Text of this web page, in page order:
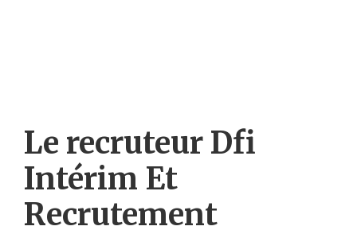
Le recruteur Dfi
Intérim Et
Recrutement